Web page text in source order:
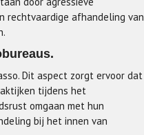
rechtvaardige afhandeling van
Dit aspect zorgt ervoor dat
tijdens het
omgaan met hun
bij het innen van